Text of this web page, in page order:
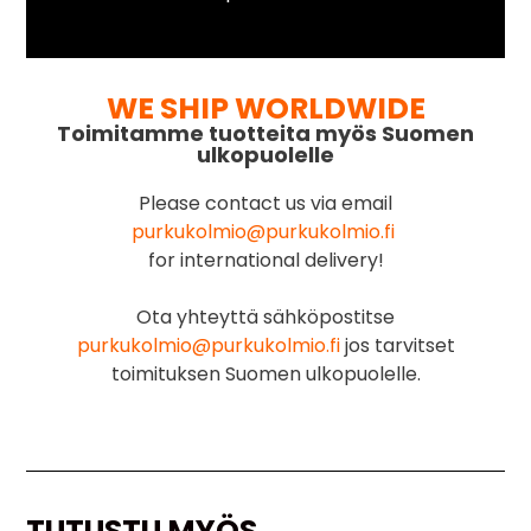
WE SHIP WORLDWIDE
Toimitamme tuotteita myös Suomen
ulkopuolelle
Please contact us via email
purkukolmio@purkukolmio.fi
for international delivery!
Ota yhteyttä sähköpostitse
purkukolmio@purkukolmio.fijos tarvitset
toimituksen Suomen ulkopuolelle.